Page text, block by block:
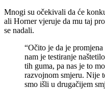
Mnogi su očekivali da će
ali Horner vjeruje da mu taj
se nadali.
“Očito je da je
nam je testiranje
tih guma, pa nas je to
razvojnom smjeru. Nije
smo išli u drugačijem